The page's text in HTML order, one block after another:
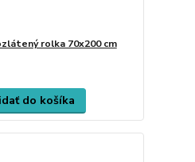
rolka 70x200 cm
do košíka